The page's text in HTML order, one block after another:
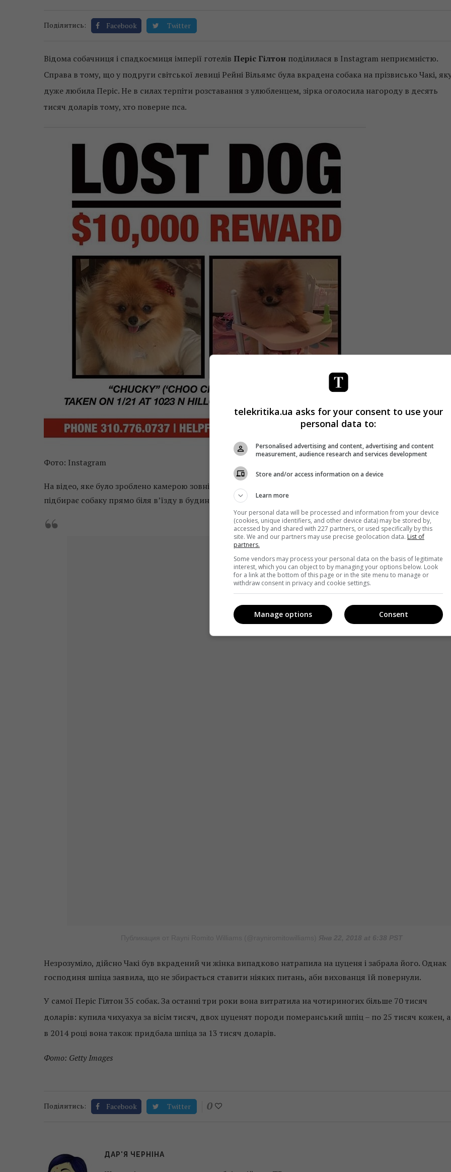
Поділитись: Facebook Twitter
Відома собачниця і спадкоємиця імперії готелів Періс Гілтон поділилася в Instagram неприємністю.
Справа в тому, що у подруги світської левиці Рейні Вільямс була вкрадена собака на прізвисько Чакі,
дуже любила Періс. Не в силах терпіти розставання з улюбленцем, зірка оголосила нагороду в десять
тисяч доларів тому, хто поверне пса.
Фото: Instagram
На відео, яке було зроблено камерою зовнішнього спостереження, видно, як жінка в червоному светрі
підбирає собаку прямо біля в’їзду в будинок подруги Періс в Беверлі-Хіллз.
Незрозуміло, дійсно Чакі був вкрадений чи жінка випадково натрапила на цуценя і забрала його. Однак
господиня шпіца заявила, що не збирається ставити ніяких питань, аби вихованця їй повернули.
У самої Періс Гілтон 35 собак. За останні три роки вона витратила на чотириногих більше 70 тисяч
доларів: купила чихуахуа за вісім тисяч, двох цуценят породи померанський шпіц – по 25 тисяч кожен, а
в 2014 році вона також придбала шпіца за 13 тисяч доларів.
Фото: Getty Images
Поділитись: Facebook Twitter 0
ДАР'Я ЧЕРНІНА
telekritika.ua asks for your consent to use your
personal data to:
Personalised advertising and content, advertising and content
measurement, audience research and services development
Store and/or access information on a device
Learn more
Your personal data will be processed and information from your device
(cookies, unique identifiers, and other device data) may be stored by,
accessed by and shared with 227 partners, or used specifically by this
site. We and our partners may use precise geolocation data. List of
partners.
Some vendors may process your personal data on the basis of legitimate
interest, which you can object to by managing your options below. Look
for a link at the bottom of this page or in the site menu to manage or
withdraw consent in privacy and cookie settings.
Consent
Manage options